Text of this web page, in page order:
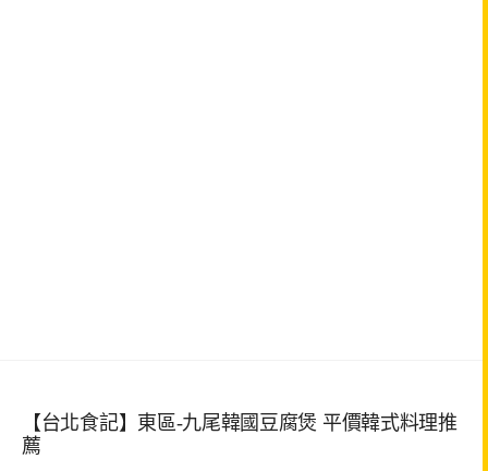
【台北食記】東區-九尾韓國豆腐煲 平價韓式料理推
薦